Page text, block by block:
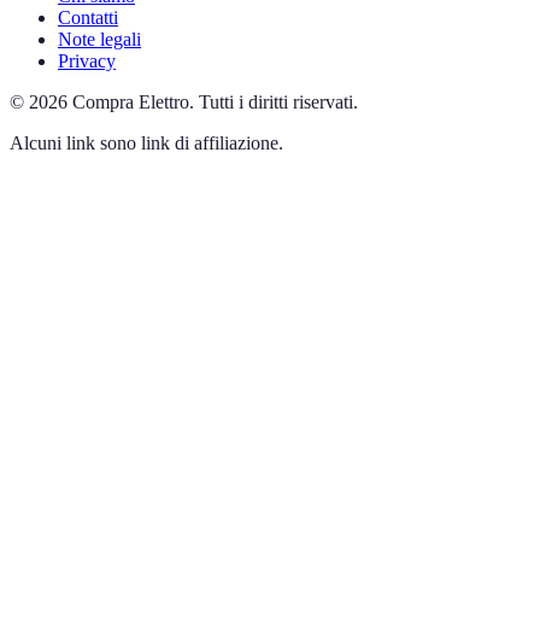
Contatti
Note legali
Privacy
© 2026 Compra Elettro. Tutti i diritti riservati.
Alcuni link sono link di affiliazione.